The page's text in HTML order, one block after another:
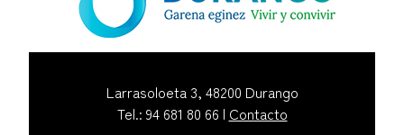
Larrasoloeta 3, 48200 Durango
Tel.: 94 681 80 66 | Contacto